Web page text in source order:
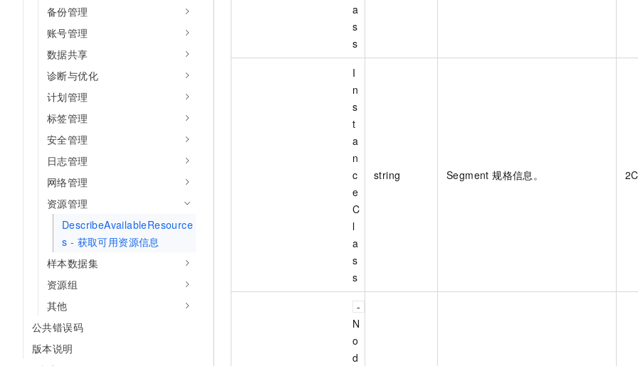
备份管理
账号管理
数据共享
诊断与优化
计划管理
标签管理
安全管理
日志管理
网络管理
资源管理
DescribeAvailableResource
s - 获取可用资源信息
样本数据集
资源组
其他
公共错误码
版本说明
a
s
s
I
n
s
t
a
n
c
e
C
l
a
s
s
string Segment 规格信息。
N
o
d